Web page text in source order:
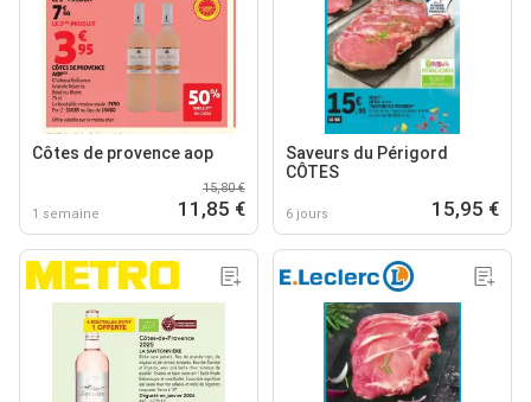
Côtes de provence aop
1 semaine
15,80 €
11,85 €
Saveurs du Périgord
CÔTES
6 jours 15,95 €